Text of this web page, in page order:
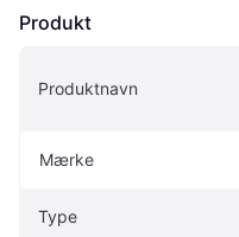
Produkt
Produktnavn
Mærke
Type